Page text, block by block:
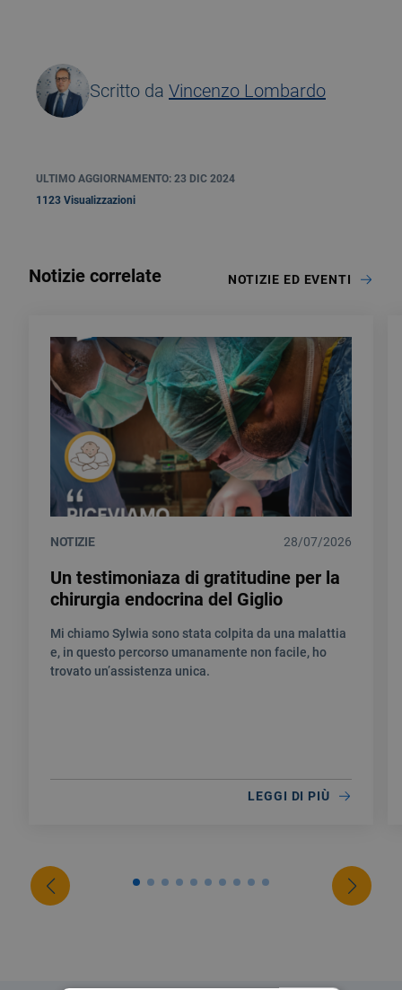
Scritto da Vincenzo Lombardo
ULTIMO AGGIORNAMENTO: 23 DIC 2024
1123 Visualizzazioni
Notizie correlate NOTIZIE ED EVENTI
NOTIZIE 28/07/2026
Un testimoniaza di gratitudine per la
chirurgia endocrina del Giglio
Mi chiamo Sylwia sono stata colpita da una malattia
e, in questo percorso umanamente non facile, ho
trovato un’assistenza unica.
LEGGI DI PIÙ